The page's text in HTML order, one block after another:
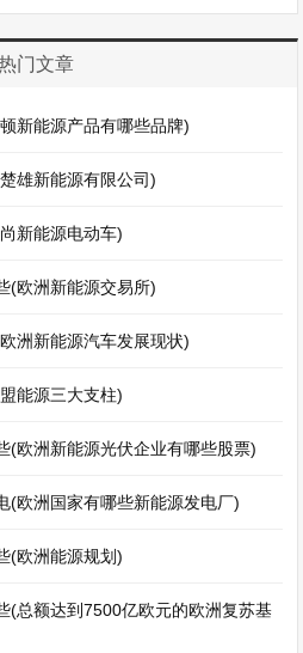
门文章
新能源产品有哪些品牌)
雄新能源有限公司)
新能源电动车)
(欧洲新能源交易所)
洲新能源汽车发展现状)
能源三大支柱)
(欧洲新能源光伏企业有哪些股票)
(欧洲国家有哪些新能源发电厂)
(欧洲能源规划)
(总额达到7500亿欧元的欧洲复苏基